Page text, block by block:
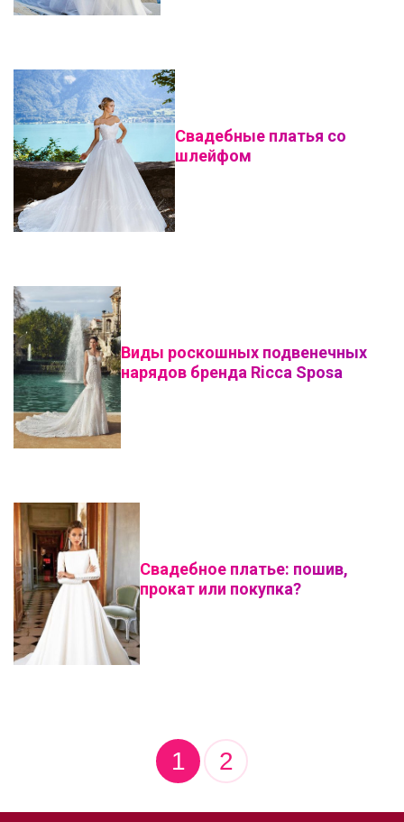
Свадебные платья со
шлейфом
Виды роскошных подвенечных
нарядов бренда Ricca Sposa
Свадебное платье: пошив,
прокат или покупка?
1 2